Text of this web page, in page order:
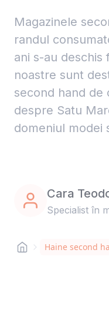
Magazinele
randul
ani s-au
noastre sunt
second hand de
despre Satu
domeniul modei
Cara
Specialist în
Haine second